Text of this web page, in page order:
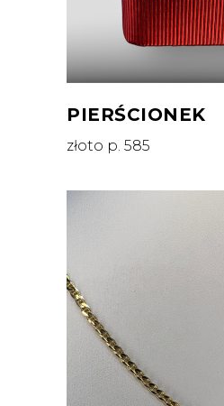
PIERŚCIONEK
złoto p. 585